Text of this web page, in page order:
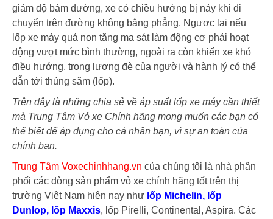
giảm độ bám đường, xe có chiều hướng bị nảy khi di
chuyển trên đường không bằng phẳng. Ngược lại nếu
lốp xe máy quá non tăng ma sát làm động cơ phải hoạt
động vượt mức bình thường, ngoài ra còn khiến xe khó
điều hướng, trọng lượng đè của người và hành lý có thể
dẫn tới thủng săm (lốp).
Trên đây là những chia sẻ về áp suất lốp xe máy cần thiết
mà Trung Tâm Vỏ xe Chính hãng mong muốn các bạn có
thể biết để áp dụng cho cá nhân bạn, vì sự an toàn của
chính bạn.
Trung Tâm Voxechinhhang.vn của chúng tôi là nhà phân
phối các dòng sản phẩm vỏ xe chính hãng tốt trên thị
trường Việt Nam hiện nay như lốp Michelin, lốp
Dunlop, lốp Maxxis, lốp Pirelli, Continental, Aspira. Các